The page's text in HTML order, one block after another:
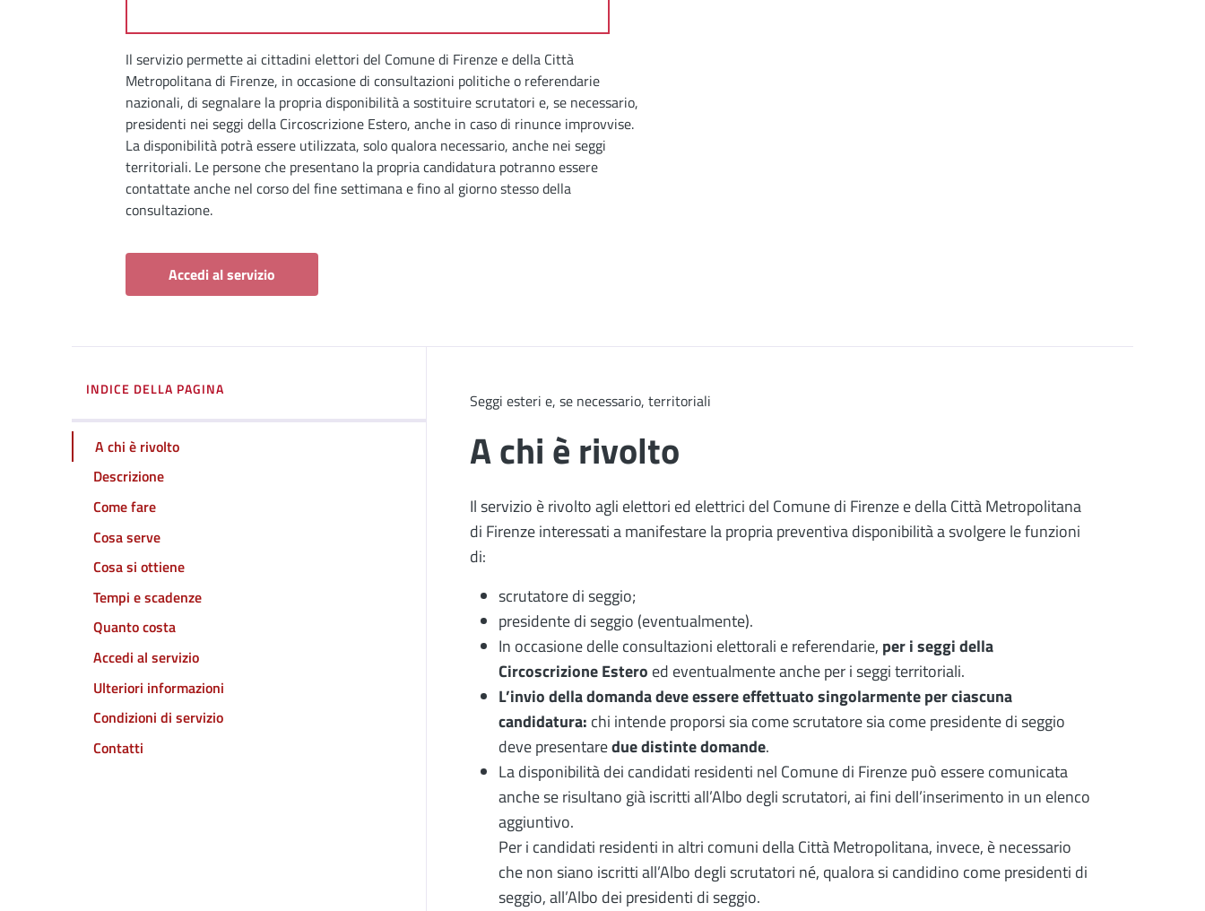
Dettagli
Il servizio permette ai cittadini elettori del Comune di Firenze e della Città
Metropolitana di Firenze, in occasione di consultazioni politiche o referendarie
nazionali, di segnalare la propria disponibilità a sostituire scrutatori e, se necessario,
presidenti nei seggi della Circoscrizione Estero, anche in caso di rinunce improvvise.
La disponibilità potrà essere utilizzata, solo qualora necessario, anche nei seggi
territoriali. Le persone che presentano la propria candidatura potranno essere
contattate anche nel corso del fine settimana e fino al giorno stesso della
consultazione.
Accedi al servizio
INDICE DELLA PAGINA
A chi è rivolto
Descrizione
Come fare
Cosa serve
Cosa si ottiene
Tempi e scadenze
Quanto costa
Accedi al servizio
Ulteriori informazioni
Condizioni di servizio
Contatti
Seggi esteri e, se necessario, territoriali
A chi è rivolto
Il servizio è rivolto agli elettori ed elettrici del Comune di Firenze e della Città Metropolitana
di Firenze interessati a manifestare la propria preventiva disponibilità a svolgere le funzioni
di:
scrutatore di seggio;
presidente di seggio (eventualmente).
In occasione delle consultazioni elettorali e referendarie, per i seggi della
Circoscrizione Estero ed eventualmente anche per i seggi territoriali.
L’invio della domanda deve essere effettuato singolarmente per ciascuna
candidatura: chi intende proporsi sia come scrutatore sia come presidente di seggio
deve presentaredue distinte domande.
La disponibilità dei candidati residenti nel Comune di Firenze può essere comunicata
anche se risultano già iscritti all’Albo degli scrutatori, ai fini dell’inserimento in un elenco
aggiuntivo.
Per i candidati residenti in altri comuni della Città Metropolitana, invece, è necessario
che non siano iscritti all’Albo degli scrutatori né, qualora si candidino come presidenti di
seggio, all’Albo dei presidenti di seggio.